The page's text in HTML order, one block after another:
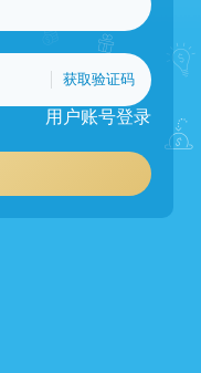
获取验证码
用户账号登录